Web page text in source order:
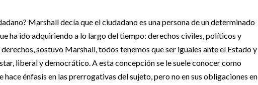
Marshall decía que el ciudadano es una persona de un determinado
ha ido adquiriendo a lo largo del tiempo: derechos civiles, políticos y
sostuvo Marshall, todos tenemos que ser iguales ante el Estado y
liberal y democrático. A esta concepción se le suele conocer como
hace énfasis en las prerrogativas del sujeto, pero no en sus obligaciones en